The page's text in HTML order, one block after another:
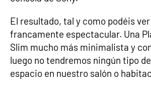
El resultado, tal y como podéis
francamente espectacular. Una
Slim mucho más minimalista y
luego no tendremos ningún tipo
espacio en nuestro salón o